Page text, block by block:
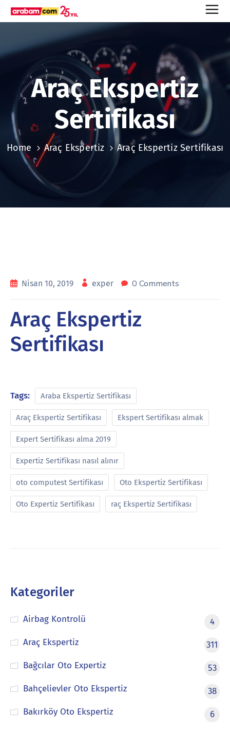
Araç Ekspertiz
Sertifikası
Home Araç Ekspertiz Araç Ekspertiz Sertifikası
Nisan 10, 2019 exper 0 Comments
Araç Ekspertiz
Sertifikası
Tags: Araba Ekspertiz Sertifikası
Araç Ekspertiz Sertifikası Ekspert Sertifikası almak
Expert Sertifikası alma 2019
Expertiz Sertifikası nasıl alınır
oto computest Sertifikası Oto Ekspertiz Sertifikası
Oto Expertiz Sertifikası raç Ekspertiz Sertifikası
Kategoriler
Airbag Kontrolü
4
Araç Ekspertiz
311
Bağcılar Oto Expertiz
53
Bahçelievler Oto Ekspertiz
38
Bakırköy Oto Ekspertiz
6